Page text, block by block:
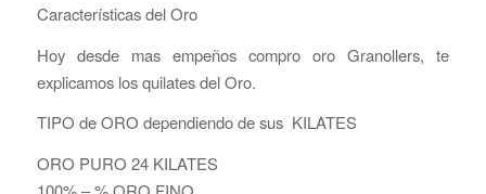
Características del Oro
Hoy desde mas empeños compro oro Granollers, te
explicamos los quilates del Oro.
TIPO de ORO dependiendo de sus KILATES
ORO PURO 24 KILATES